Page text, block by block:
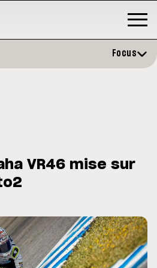
Focus
VR46 mise sur